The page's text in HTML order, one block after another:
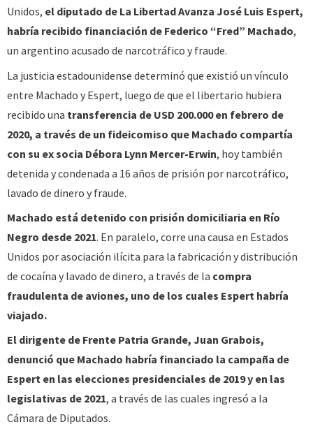
Unidos, el diputado de La Libertad Avanza José Luis Espert,
habría recibido financiación de Federico “Fred” Machado,
un argentino acusado de narcotráfico y fraude.
La justicia estadounidense determinó que existió un vínculo
entre Machado y Espert, luego de que el libertario hubiera
recibido una transferencia de USD 200.000 en febrero de
2020, a través de un fideicomiso que Machado compartía
con su ex socia Débora Lynn Mercer-Erwin, hoy también
detenida y condenada a 16 años de prisión por narcotráfico,
lavado de dinero y fraude.
Machado está detenido con prisión domiciliaria en Río
Negro desde 2021. En paralelo, corre una causa en Estados
Unidos por asociación ilícita para la fabricación y distribución
de cocaína y lavado de dinero, a través de la compra
fraudulenta de aviones, uno de los cuales Espert habría
viajado.
El dirigente de Frente Patria Grande, Juan Grabois,
denunció que Machado habría financiado la campaña de
Espert en las elecciones presidenciales de 2019 y en las
legislativas de 2021, a través de las cuales ingresó a la
Cámara de Diputados.